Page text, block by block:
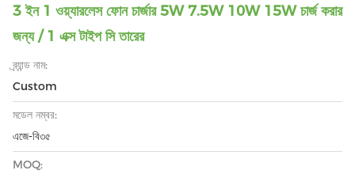
3 ইন 1 ওয়্যারলেস ফোন চার্জার 5W 7.5W 10W 15W চার্জ করার
জন্য / 1 এক্স টাইপ সি তারের
ব্র্যান্ড নাম:
Custom
মডেল নম্বর:
এজে-বি৩৫
MOQ: